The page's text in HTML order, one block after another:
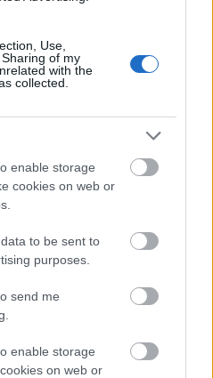
Use,
of my
with the
collected.
enable storage
cookies on web or
to be sent to
purposes.
send me
enable storage
on web or
a
nem használt
színesebbé
felújítása már
mindennapi
idén nyáron felújítja
és megtisztítja
a tó
Szintén
a Dózsa György út-
található
egy részét pedig
megnövelik.